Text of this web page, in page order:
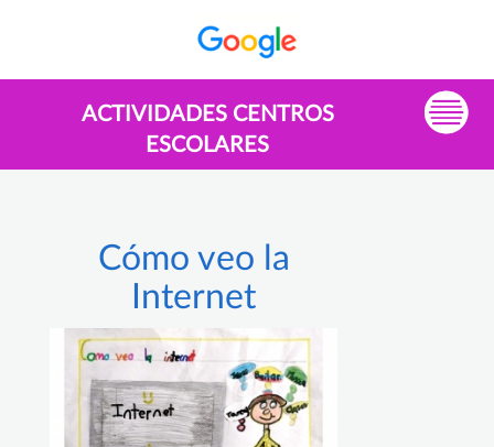
ACTIVIDADES CENTROS
ESCOLARES
Cómo veo la
Internet